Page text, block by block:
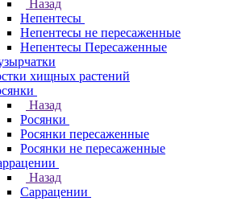
Назад
Непентесы
Непентесы не пересаженные
Непентесы Пересаженные
хищных растений
Назад
Росянки
Росянки пересаженные
Росянки не пересаженные
Назад
Саррацении